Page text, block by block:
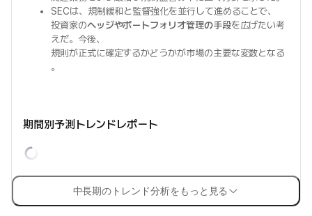
SECは、規制緩和と監督強化を並行して進めることで、
投資家のヘッジやポートフォリオ管理の手段を広げたい考
えだ。今後、
規則が正式に確定するかどうかが市場の主要な変数となる
。
期間別予測トレンドレポート
中長期のトレンド分析をもっと見る